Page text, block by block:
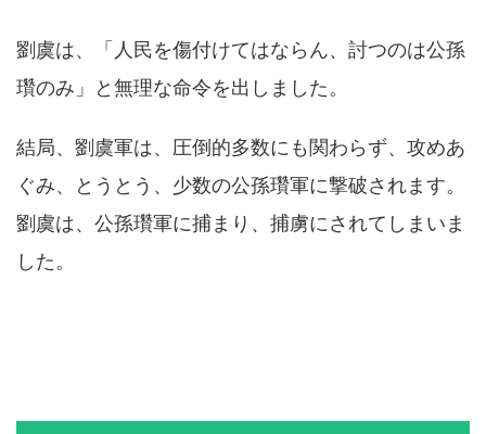
劉虞は、「人民を傷付けてはならん、討つのは公孫
瓚のみ」と無理な命令を出しました。
結局、劉虞軍は、圧倒的多数にも関わらず、攻めあ
ぐみ、とうとう、少数の公孫瓚軍に撃破されます。
劉虞は、公孫瓚軍に捕まり、捕虜にされてしまいま
した。